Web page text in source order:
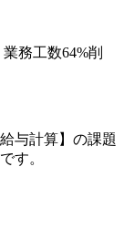
務工数64%削
与計算】の課題
す。